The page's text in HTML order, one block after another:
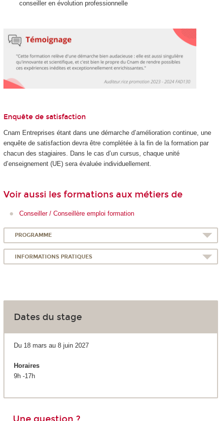
conseiller en évolution professionnelle
Enquête de satisfaction
Cnam Entreprises étant dans une démarche d’amélioration continue, une
enquête de satisfaction devra être complétée à la fin de la formation par
chacun des stagiaires. Dans le cas d’un cursus, chaque unité
d’enseignement (UE) sera évaluée individuellement.
Voir aussi les formations aux métiers de
Conseiller / Conseillère emploi formation
PROGRAMME
INFORMATIONS PRATIQUES
Dates du stage
Du 18 mars au 8 juin 2027
Horaires
9h -17h